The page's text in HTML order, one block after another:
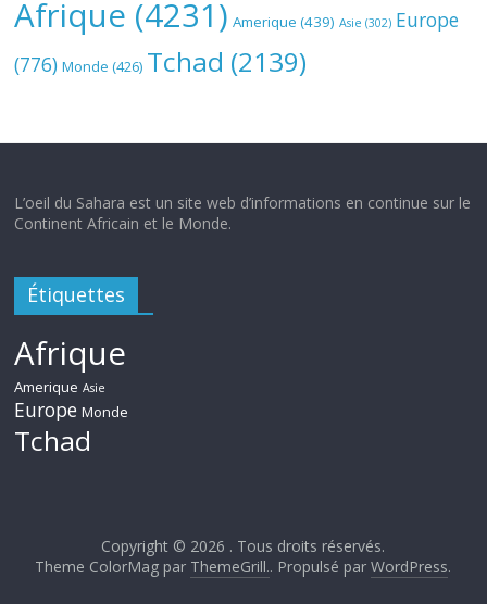
Afrique (4231) Amerique (439) Asie (302) Europe
(776) Monde (426) Tchad (2139)
L’oeil du Sahara est un site web d’informations en continue sur le
Continent Africain et le Monde.
Étiquettes
Afrique
Amerique Asie
Europe Monde
Tchad
Copyright © 2026 . Tous droits réservés.
Theme ColorMag par ThemeGrill.. Propulsé parWordPress.